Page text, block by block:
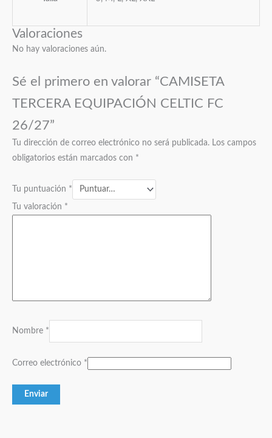
Valoraciones
No hay valoraciones aún.
Sé el primero en valorar “CAMISETA
TERCERA EQUIPACIÓN CELTIC FC
26/27”
Tu dirección de correo electrónico no será publicada. Los campos
obligatorios están marcados con *
Tu puntuación *
Tu valoración *
Nombre *
Correo electrónico *